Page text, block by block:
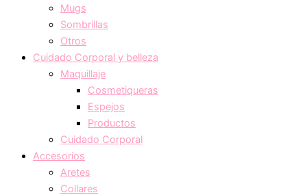
Mugs
Sombrillas
Otros
Cuidado Corporal y belleza
Maquillaje
Cosmetiqueras
Espejos
Productos
Cuidado Corporal
Accesorios
Aretes
Collares